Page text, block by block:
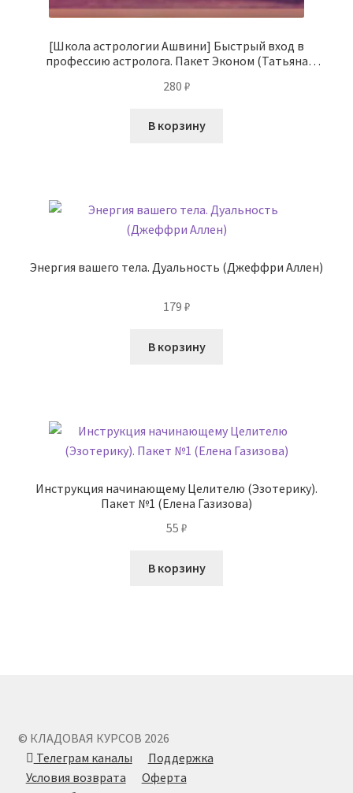
[Школа астрологии Ашвини] Быстрый вход в
профессию астролога. Пакет Эконом (Татьяна
280 ₽
В корзину
Энергия вашего тела. Дуальность (Джеффри Аллен)
179 ₽
В корзину
Инструкция начинающему Целителю (Эзотерику).
Пакет №1 (Елена Газизова)
55 ₽
В корзину
© КЛАДОВАЯ КУРСОВ 2026
Телеграм каналы
Поддержка
Условия возврата
Оферта